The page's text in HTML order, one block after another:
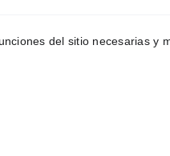
del sitio necesarias